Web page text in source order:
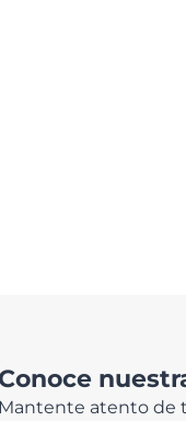
Conoce
Mantente atento de